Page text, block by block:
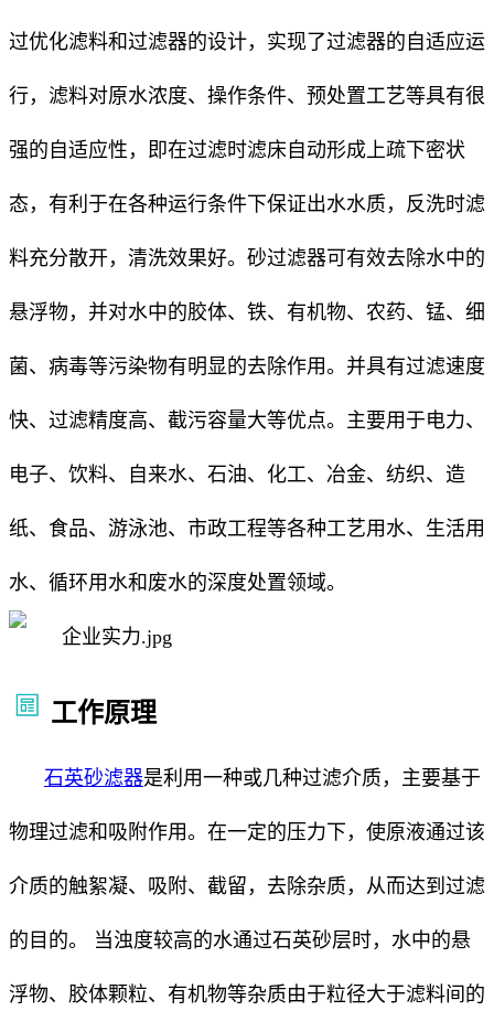
过优化滤料和过滤器的设计，实现了过滤器的自适应运
行，滤料对原水浓度、操作条件、预处置工艺等具有很
强的自适应性，即在过滤时滤床自动形成上疏下密状
态，有利于在各种运行条件下保证出水水质，反洗时滤
料充分散开，清洗效果好。砂过滤器可有效去除水中的
悬浮物，并对水中的胶体、铁、有机物、农药、锰、细
菌、病毒等污染物有明显的去除作用。并具有过滤速度
快、过滤精度高、截污容量大等优点。主要用于电力、
电子、饮料、自来水、石油、化工、冶金、纺织、造
纸、食品、游泳池、市政工程等各种工艺用水、生活用
水、循环用水和废水的深度处置领域。
工作原理
石英砂滤器是利用一种或几种过滤介质，主要基于
物理过滤和吸附作用。‌在一定的压力下，使原液通过该
介质的触絮凝、吸附、截留，去除杂质，从而达到过滤
的目的。 当浊度较高的水通过石英砂层时，水中的悬
浮物、胶体颗粒、有机物等杂质由于粒径大于滤料间的